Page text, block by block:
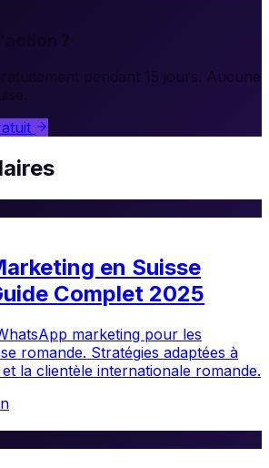
pendant 15 jours. Aucune
en Suisse
Complet 2025
marketing pour les
romande. Stratégies adaptées à
la clientèle internationale romande.